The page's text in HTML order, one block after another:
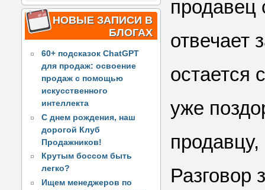
НОВЫЕ ЗАПИСИ В
БЛОГАХ
60+ подсказок ChatGPT
для продаж: освоение
продаж с помощью
искусственного
интеллекта
С днем рождения, наш
дорогой Клуб
Продажников!
Крутым боссом быть
легко?
Ищем менеджеров по
продавец
отвечает
остается
уже
Разговор